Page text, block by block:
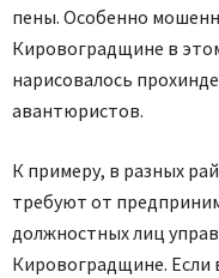
пены. Особенно
Кировоградщине в
нарисовалось
авантюристов.
К примеру, в разных
требуют от
должностных лиц
Кировоградщине. Если